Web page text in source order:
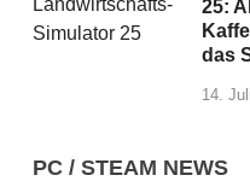
25:
das
14.
PC / STEAM NEWS